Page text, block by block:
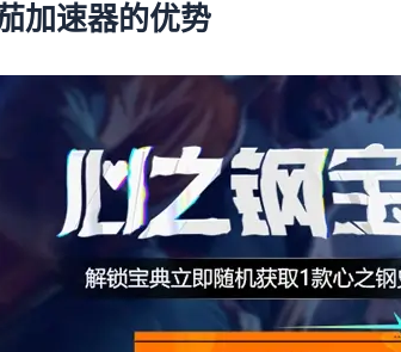
加速器的优势